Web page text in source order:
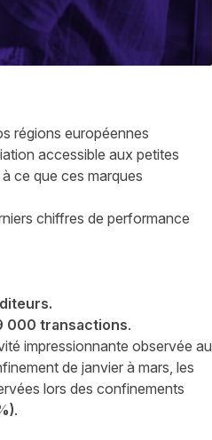
régions européennes
accessible aux petites
ce que ces marques
chiffres de performance
000 transactions.
impressionnante observée au
de janvier à mars, les
lors des confinements
.